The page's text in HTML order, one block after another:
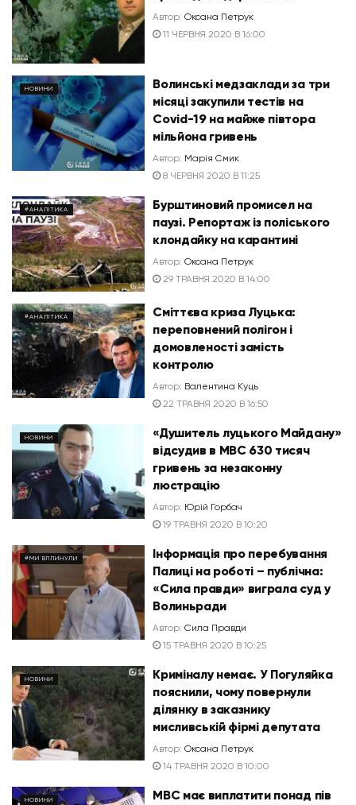
Автор: Оксана Петрук
11 ЧЕРВНЯ 2020 В 16:00
НОВИНИ
Волинські медзаклади за три
місяці закупили тестів на
Covid-19 на майже півтора
мільйона гривень
Автор: Марія Смик
8 ЧЕРВНЯ 2020 В 11:25
#АНАЛІТИКА
Бурштиновий промисел на
паузі. Репортаж із поліського
клондайку на карантині
Автор: Оксана Петрук
29 ТРАВНЯ 2020 В 14:00
#АНАЛІТИКА
Сміттєва криза Луцька:
переповнений полігон і
домовленості замість
контролю
Автор: Валентина Куць
22 ТРАВНЯ 2020 В 16:50
НОВИНИ
«Душитель луцького Майдану»
відсудив в МВС 630 тисяч
гривень за незаконну
люстрацію
Автор: Юрій Горбач
19 ТРАВНЯ 2020 В 10:20
#МИ ВПЛИНУЛИ
Інформація про перебування
Палиці на роботі – публічна:
«Сила правди» виграла суд у
Волиньради
Автор: Сила Правди
15 ТРАВНЯ 2020 В 10:25
НОВИНИ
Криміналу немає. У Погуляйка
пояснили, чому повернули
ділянку в заказнику
мисливській фірмі депутата
Автор: Оксана Петрук
14 ТРАВНЯ 2020 В 10:00
НОВИНИ
МВС має виплатити понад пів